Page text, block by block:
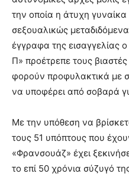
την οποία η άτυχη
σεξουαλικώς
έγγραφα της εισαγγελίας
Π» προέτρεπε τους
φορούν προφυλακτικά με
να υποφέρει από σοβαρά
Με την υπόθεση να
τους 51 υπόπτους που
«Φρανσουάζ» έχει
το επί 50 χρόνια σύζυγό